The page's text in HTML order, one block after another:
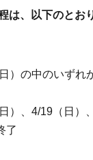
は、以下のとお
）の中のいず
）、4/19（日）
了